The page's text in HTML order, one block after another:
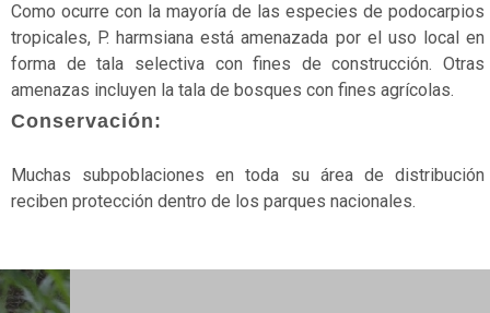
evaluado
No
vascular
Peces
Reptiles
Como ocurre con la mayoría de las especies de podocarpios
tropicales, P. harmsiana está amenazada por el uso local en
forma de tala selectiva con fines de construcción. Otras
amenazas incluyen la tala de bosques con fines agrícolas.
Conservación:
Muchas subpoblaciones en toda su área de distribución
reciben protección dentro de los parques nacionales.